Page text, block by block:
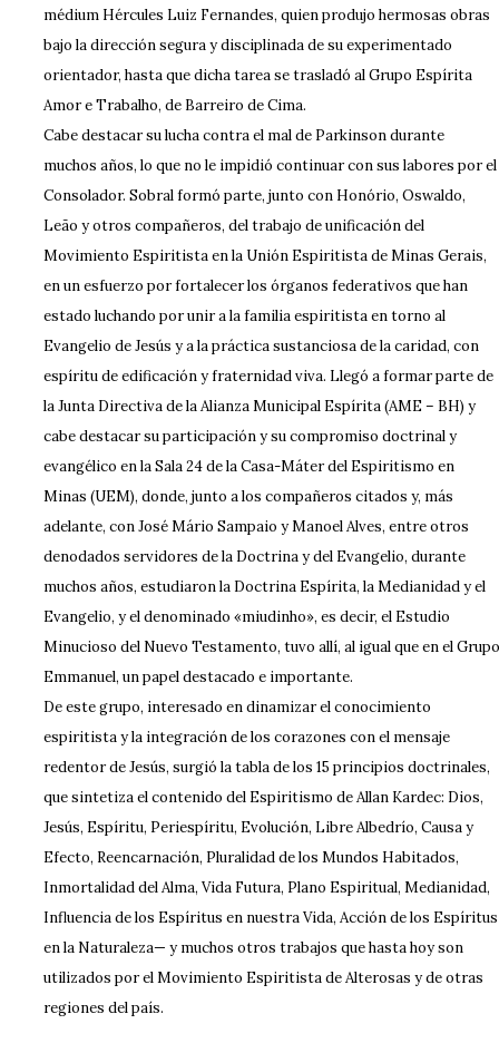
médium Hércules Luiz Fernandes, quien produjo hermosas obras
bajo la dirección segura y disciplinada de su experimentado
orientador, hasta que dicha tarea se trasladó al Grupo Espírita
Amor e Trabalho, de Barreiro de Cima.
Cabe destacar su lucha contra el mal de Parkinson durante
muchos años, lo que no le impidió continuar con sus labores por el
Consolador. Sobral formó parte, junto con Honório, Oswaldo,
Leão y otros compañeros, del trabajo de unificación del
Movimiento Espiritista en la Unión Espiritista de Minas Gerais,
en un esfuerzo por fortalecer los órganos federativos que han
estado luchando por unir a la familia espiritista en torno al
Evangelio de Jesús y a la práctica sustanciosa de la caridad, con
espíritu de edificación y fraternidad viva. Llegó a formar parte de
la Junta Directiva de la Alianza Municipal Espírita (AME – BH) y
cabe destacar su participación y su compromiso doctrinal y
evangélico en la Sala 24 de la Casa-Máter del Espiritismo en
Minas (UEM), donde, junto a los compañeros citados y, más
adelante, con José Mário Sampaio y Manoel Alves, entre otros
denodados servidores de la Doctrina y del Evangelio, durante
muchos años, estudiaron la Doctrina Espírita, la Medianidad y el
Evangelio, y el denominado «miudinho», es decir, el Estudio
Minucioso del Nuevo Testamento, tuvo allí, al igual que en el Grupo
Emmanuel, un papel destacado e importante.
De este grupo, interesado en dinamizar el conocimiento
espiritista y la integración de los corazones con el mensaje
redentor de Jesús, surgió la tabla de los 15 principios doctrinales,
que sintetiza el contenido del Espiritismo de Allan Kardec: Dios,
Jesús, Espíritu, Periespíritu, Evolución, Libre Albedrío, Causa y
Efecto, Reencarnación, Pluralidad de los Mundos Habitados,
Inmortalidad del Alma, Vida Futura, Plano Espiritual, Medianidad,
Influencia de los Espíritus en nuestra Vida, Acción de los Espíritus
en la Naturaleza— y muchos otros trabajos que hasta hoy son
utilizados por el Movimiento Espiritista de Alterosas y de otras
regiones del país.